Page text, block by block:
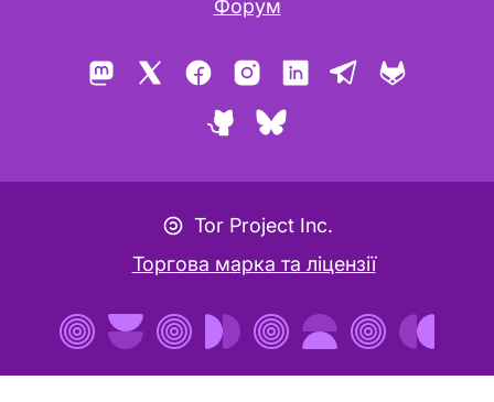
Форум
Mastodon FacebookInstagramLinkedInTelegram
GitHubBluesky
Значок авторського лефту
Tor Project Inc.
Торгова марка та ліцензії